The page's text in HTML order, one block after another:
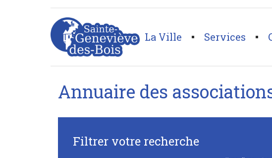
La Ville Services
Page d'accueil>Tous les annuaires
Annuaire des
Filtrer votre recherche